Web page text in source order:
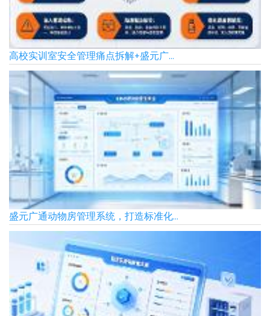
高校实训室安全管理痛点拆解+盛元广...
盛元广通动物房管理系统，打造标准化...